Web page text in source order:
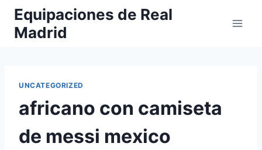
Saltar
contenido
Equipaciones de Real
Madrid
UNCATEGORIZED
africano con camiseta
de messi mexico